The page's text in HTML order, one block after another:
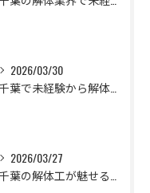
2026/03/30
2026/03/27